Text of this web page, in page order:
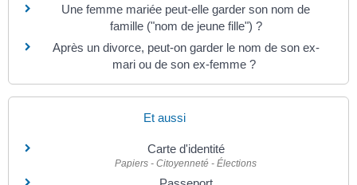
Une femme mariée peut-elle garder son nom de
famille ("nom de jeune fille") ?
Après un divorce, peut-on garder le nom de son ex-
mari ou de son ex-femme ?
Et aussi
Carte d'identité
Papiers - Citoyenneté - Élections